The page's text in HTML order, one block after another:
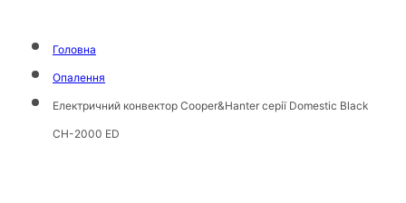
Головна
Опалення
Електричний конвектор Cooper&Hanter серії Domestic Black
CH-2000 ED